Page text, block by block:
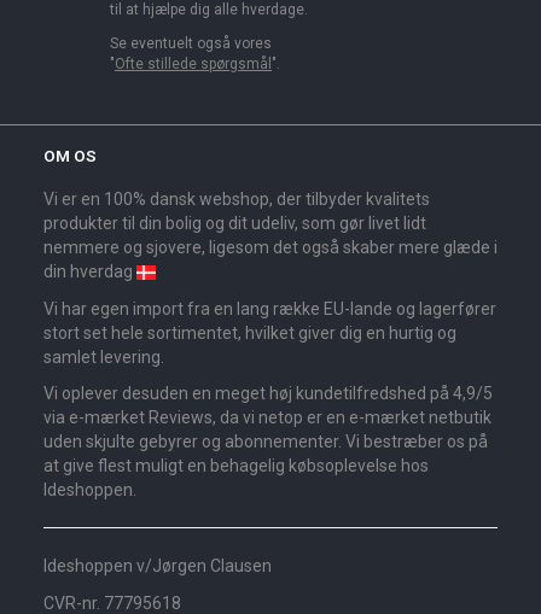
til at hjælpe dig alle hverdage.
Se eventuelt også vores
"Ofte stillede spørgsmål ".
OM OS
Vi er en 100% dansk webshop, der tilbyder kvalitets
produkter til din bolig og dit udeliv, som gør livet lidt
nemmere og sjovere, ligesom det også skaber mere glæde i
din hverdag
Vi har egen import fra en lang række EU-lande og lagerfører
stort set hele sortimentet, hvilket giver dig en hurtig og
samlet levering.
Vi oplever desuden en meget høj kundetilfredshed på 4,9/5
via e-mærket Reviews, da vi netop er en e-mærket netbutik
uden skjulte gebyrer og abonnementer. Vi bestræber os på
at give flest muligt en behagelig købsoplevelse hos
Ideshoppen.
Ideshoppen v/Jørgen Clausen
CVR-nr. 77795618